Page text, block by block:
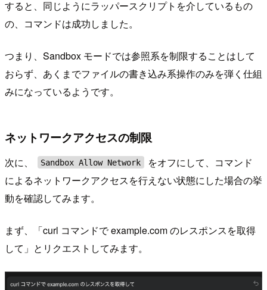
すると、同じようにラッパースクリプトを介しているもの
の、コマンドは成功しました。
つまり、Sandbox モードでは参照系を制限することはして
おらず、あくまでファイルの書き込み系操作のみを弾く仕組
みになっているようです。
ネットワークアクセスの制限
次に、 Sandbox Allow Network
をオフにして、コマンド
によるネットワークアクセスを行えない状態にした場合の挙
動を確認してみます。
まず、「curl コマンドで example.com のレスポンスを取得
して」とリクエストしてみます。